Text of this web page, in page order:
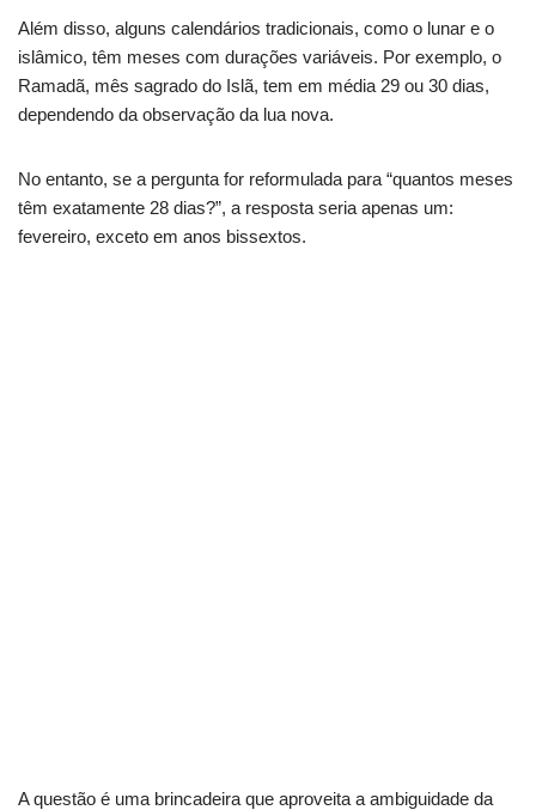
Além disso, alguns calendários tradicionais, como o lunar e o
islâmico, têm meses com durações variáveis. Por exemplo, o
Ramadã, mês sagrado do Islã, tem em média 29 ou 30 dias,
dependendo da observação da lua nova.
No entanto, se a pergunta for reformulada para “quantos meses
têm exatamente 28 dias?”, a resposta seria apenas um:
fevereiro, exceto em anos bissextos.
A questão é uma brincadeira que aproveita a ambiguidade da